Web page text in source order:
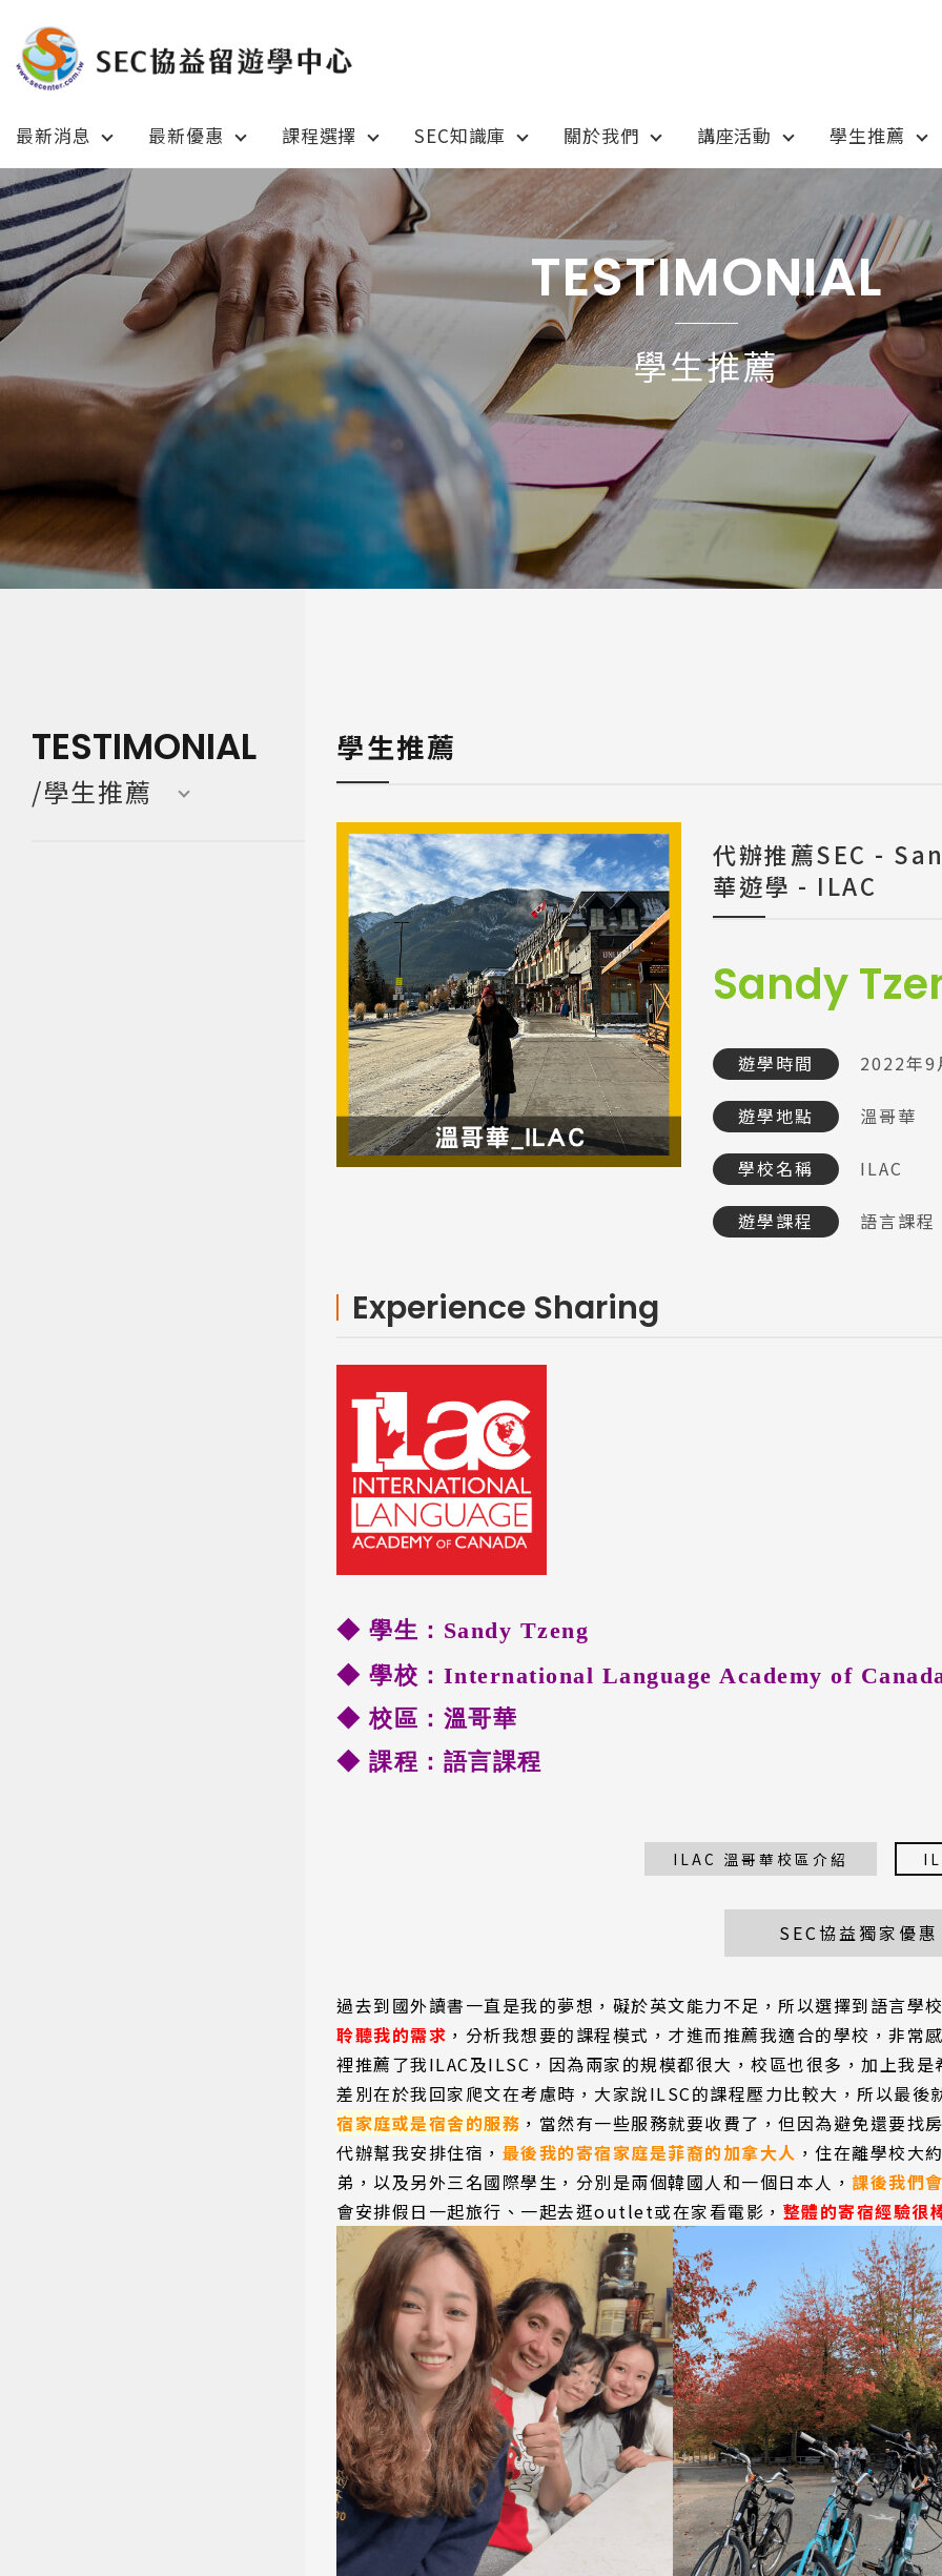
最新消息 最新優惠 課程選擇 SEC知識庫 關於我們 講座活動 學生推薦
熱門搜尋： 護理 加拿大RO 任意門 遊學團 教育學區
Latest News 最新消息
綜合訊息
加拿大 Canada
日本 Japan
澳洲 Australia
英國 UK/愛爾蘭 Ireland
美國 USA
寒暑假遊學團 Camp
Promotion 最新優惠
加拿大 Canada
澳洲 Australia
英國 UK / 愛爾蘭IRELAND
美國 USA
紐西蘭 New Zealand
亞洲 Asia / 其他 Others
Program 課程選擇
語言學校
國高中小學校
專業技職｜海外工讀
寒暑假遊學團
學士碩士
TESTIMONIAL
學生推薦
TESTIMONIAL
/學生推薦
學生推薦
代辦推薦SEC -
華遊學 - ILAC
Sandy
遊學時間 2022年9
遊學地點 溫哥華
學校名稱 ILAC
遊學課程 語言課程
Experience Sharing
◆ 學生：Sandy Tzeng
◆ 學校：International Language Academy of
◆校區：溫哥華
◆ 課程：語言課程
ILAC 溫哥華校區介紹
SEC協益獨家優惠
過去到國外讀書一直是我的夢想，礙於英文能力不足，所以選擇到語言學
聆聽我的需求 ，分析我想要的課程模式，才進而推薦我適合的學校，非
裡推薦了我ILAC及ILSC，因為兩家的規模都很大，校區也很多，加上我
差別在於我回家爬文在考慮時，大家說ILSC的課程壓力比較大，所以最後
宿家庭或是宿舍的服務 ，當然有一些服務就要收費了，但因為避免還要找
代辦幫我安排住宿， 最後我的寄宿家庭是菲裔的加拿大人 ，住在離學校大
弟，以及另外三名國際學生，分別是兩個韓國人和一個日本人， 課後我們
會安排假日一起旅行、一起去逛outlet或在家看電影， 整體的寄宿經驗很